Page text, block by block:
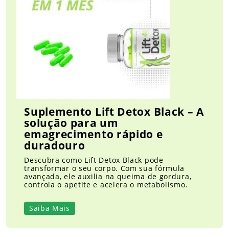
Suplemento Lift Detox Black – A
solução para um
emagrecimento rápido e
duradouro
Descubra como Lift Detox Black pode
transformar o seu corpo. Com sua fórmula
avançada, ele auxilia na queima de gordura,
controla o apetite e acelera o metabolismo.
Saiba Mais